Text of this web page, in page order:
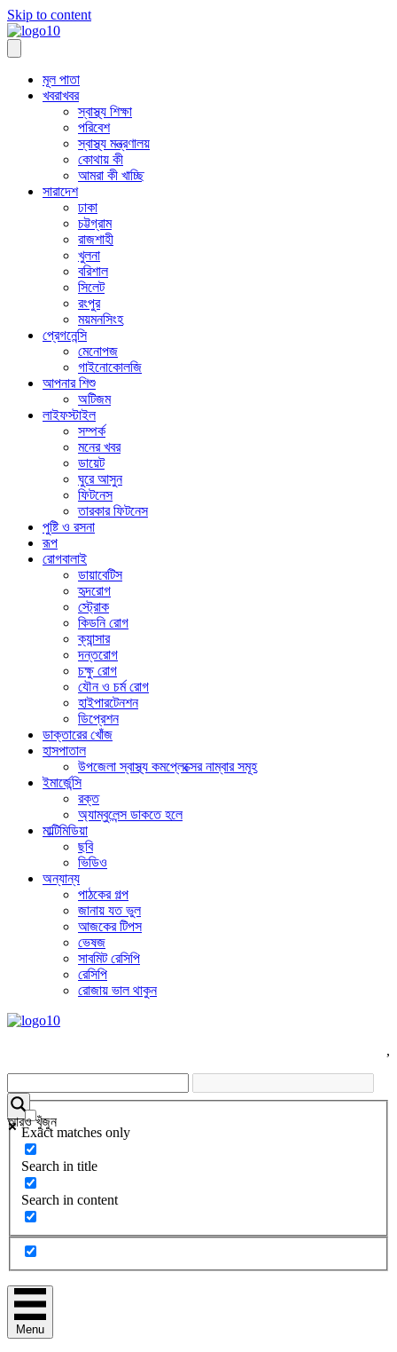
Skip to content
মূল পাতা
খবরাখবর
স্বাস্থ্য শিক্ষা
পরিবেশ
স্বাস্থ্য মন্ত্রণালয়
কোথায় কী
আমরা কী খাচ্ছি
সারাদেশ
ঢাকা
চট্টগ্রাম
রাজশাহী
খুলনা
বরিশাল
সিলেট
রংপুর
ময়মনসিংহ
প্রেগনেন্সি
মেনোপজ
গাইনোকোলজি
আপনার শিশু
অটিজম
লাইফস্টাইল
সম্পর্ক
মনের খবর
ডায়েট
ঘুরে আসুন
ফিটনেস
তারকার ফিটনেস
পুষ্টি ও রসনা
রূপ
রোগবালাই
ডায়াবেটিস
হৃদরোগ
স্ট্রোক
কিডনি রোগ
ক্যান্সার
দন্তরোগ
চক্ষু রোগ
যৌন ও চর্ম রোগ
হাইপারটেনশন
ডিপ্রেশন
ডাক্তারের খোঁজ
হাসপাতাল
উপজেলা স্বাস্থ্য কমপ্লেক্সের নাম্বার সমূহ
ইমার্জেন্সি
রক্ত
অ্যাম্বুলেন্স ডাকতে হলে
মাল্টিমিডিয়া
ছবি
ভিডিও
অন্যান্য
পাঠকের গল্প
জানায় যত ভুল
আজকের টিপস
ভেষজ
সাবমিট রেসিপি
রেসিপি
রোজায় ভাল থাকুন
,
আরও খুঁজুন
Exact matches only
Search in title
Search in content
Menu